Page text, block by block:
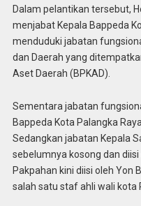
Dalam pelantikan tersebut,
menjabat Kepala Bappeda
menduduki jabatan
dan Daerah yang
Aset Daerah (BPKAD).
Sementara jabatan
Bappeda Kota Palangka
Sedangkan jabatan Kepala
sebelumnya kosong dan
Pakpahan kini diisi oleh Yon
salah satu staf ahli wali kota